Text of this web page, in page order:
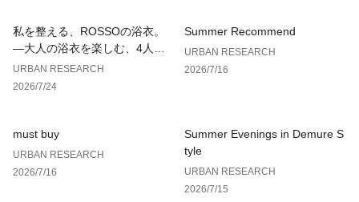
私を整える、ROSSOの浴衣。
—大人の浴衣を楽しむ、4人のT
IPS—
URBAN RESEARCH
2026/7/24
Summer Recommend
URBAN RESEARCH
2026/7/16
must buy
URBAN RESEARCH
2026/7/16
Summer Evenings in Demure S
tyle
URBAN RESEARCH
2026/7/15